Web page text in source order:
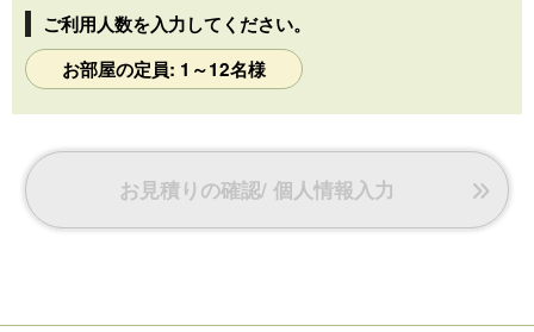
ご利用人数を入力してください。
お部屋の定員: 1～12名様
お見積りの確認/ 個人情報入力